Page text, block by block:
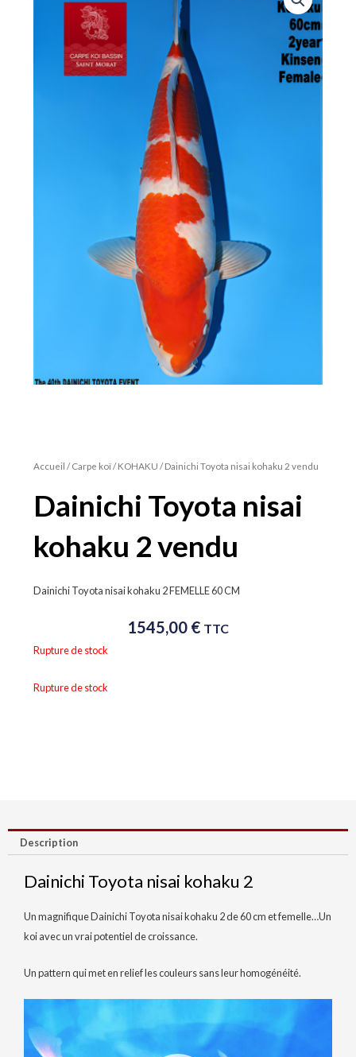
Accueil /Carpe koï/KOHAKU / Dainichi Toyota nisai kohaku 2 vendu
Dainichi Toyota nisai
kohaku 2 vendu
Dainichi Toyota nisai kohaku 2 FEMELLE 60 CM
1545,00 € TTC
Rupture de stock
Rupture de stock
Description
Dainichi Toyota nisai kohaku 2
Un magnifique Dainichi Toyota nisai kohaku 2 de 60 cm et femelle…Un
koi avec un vrai potentiel de croissance.
Un pattern qui met en relief les couleurs sans leur homogénéité.
vidéo